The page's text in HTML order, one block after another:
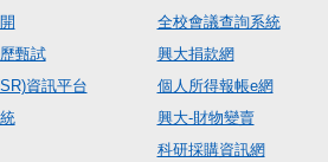
甄試
資訊平台
全校會議查詢系統
興大捐款網
個人所得報帳e網
興大-財物變賣
科研採購資訊網